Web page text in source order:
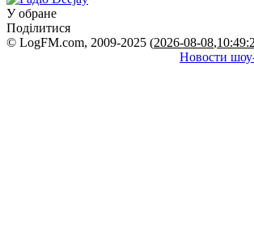
У обране
Поділитися
© LogFM.com, 2009-2025 (2026-08-08,
Новости